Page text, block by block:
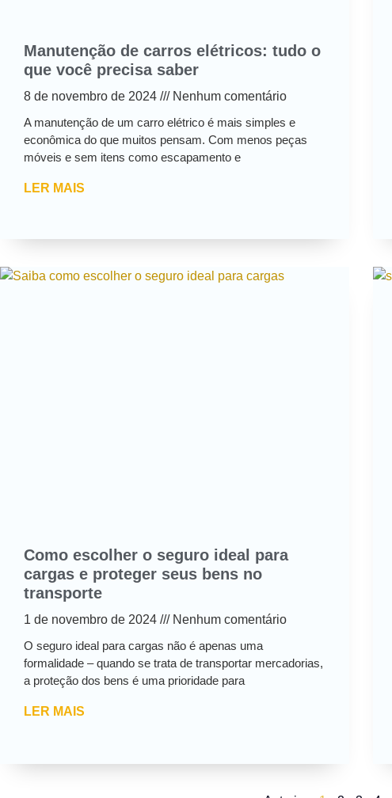
Manutenção de carros elétricos: tudo o
que você precisa saber
8 de novembro de 2024
Nenhum comentário
A manutenção de um carro elétrico é mais simples e
econômica do que muitos pensam. Com menos peças
móveis e sem itens como escapamento e
LER MAIS
Como escolher o seguro ideal para
cargas e proteger seus bens no
transporte
1 de novembro de 2024
Nenhum comentário
O seguro ideal para cargas não é apenas uma
formalidade – quando se trata de transportar mercadorias,
a proteção dos bens é uma prioridade para
LER MAIS